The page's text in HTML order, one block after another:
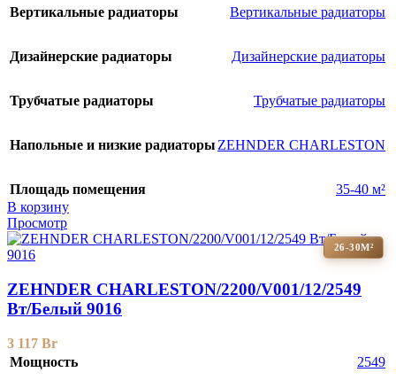
Вертикальные радиаторы Вертикальные радиаторы
Дизайнерские радиаторы Дизайнерские радиаторы
Трубчатые радиаторы Трубчатые радиаторы
Напольные и низкие радиаторы ZEHNDER CHARLESTON
Площадь помещения
35-40 м²
В корзину
Просмотр
26-30М²
ZEHNDER CHARLESTON/2200/V001/12/2549
Вт/Белый 9016
3 117 Br
Мощность
2549